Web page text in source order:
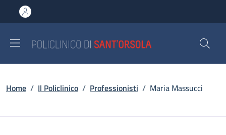
al contenuto principale
to footer content
Briciole di pane
Home / Il Policlinico / Professionisti / Maria Massucci